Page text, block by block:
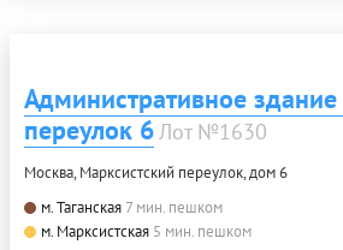
Административное
переулок 6 Лот №1630
Москва, Марксистский переулок, дом 6
м. Таганская 7 мин. пешком
м. Марксистская 5 мин. пешком